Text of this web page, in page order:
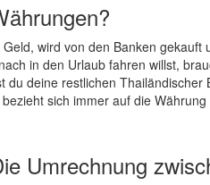
wird von den Banken
in den Urlaub fahren willst,
du deine restlichen
sich immer auf die
Umrechnung